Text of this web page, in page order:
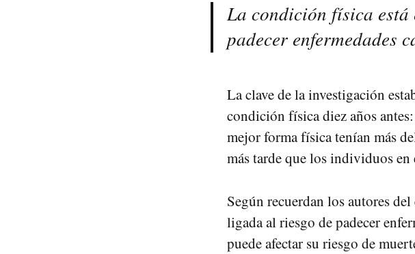
La condición física está
padecer enfermedades
La clave de la investigación
condición física diez años
mejor forma física tenían más
más tarde que los individuos
Según recuerdan los autores
ligada al riesgo de padecer
puede afectar su riesgo de